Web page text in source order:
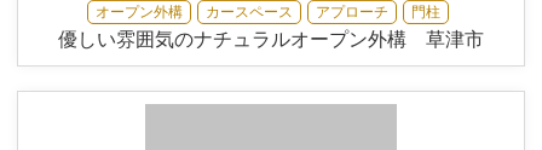
オープン外構 カースペース アプローチ 門柱
優しい雰囲気のナチュラルオープン外構 草津市